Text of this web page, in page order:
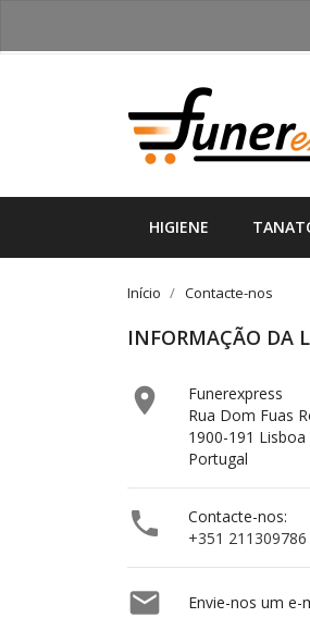
HIGIENE
Início Contacte-nos
INFORMAÇÃO DA

Funerexpress
Rua Dom Fuas
1900-191 Lisboa
Portugal

Contacte-nos:
+351 211309786
 Envie-nos um e-